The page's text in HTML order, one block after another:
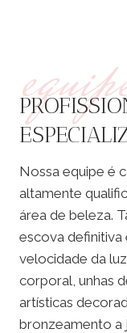
Nossa equipe é
altamente
área de beleza.
escova definitiva
velocidade da
corporal, unhas
artísticas
bronzeamento a